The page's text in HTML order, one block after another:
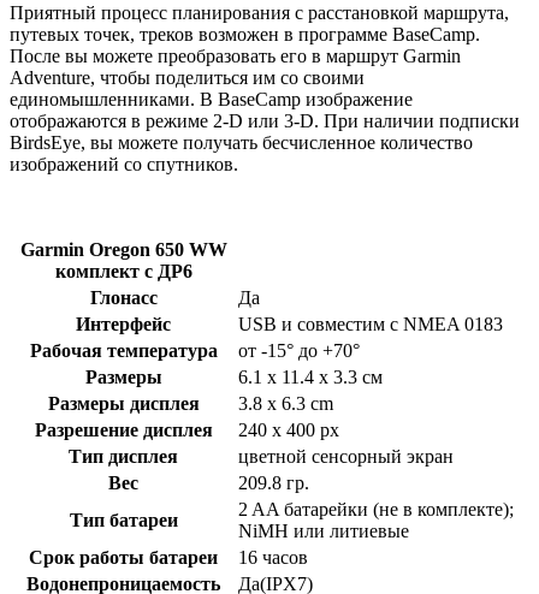
Приятный процесс планирования с расстановкой маршрута,
путевых точек, треков возможен в программе BaseCamp.
После вы можете преобразовать его в маршрут Garmin
Adventure, чтобы поделиться им со своими
единомышленниками. В BaseCamp изображение
отображаются в режиме 2-D или 3-D. При наличии подписки
BirdsEye, вы можете получать бесчисленное количество
изображений со спутников.
Garmin Oregon 650 WW
комплект с ДР6
Глонасс
Да
Интерфейс
USB и совместим с NMEA 0183
Рабочая температура
от -15° до +70°
Размеры
6.1 x 11.4 x 3.3 см
Размеры дисплея
3.8 x 6.3 cm
Разрешение дисплея
240 x 400 px
Тип дисплея
цветной сенсорный экран
Вес
209.8 гр.
Тип батареи
2 AA батарейки (не в комплекте);
NiMH или литиевые
Срок работы батареи
16 часов
Водонепроницаемость
Да(IPX7)